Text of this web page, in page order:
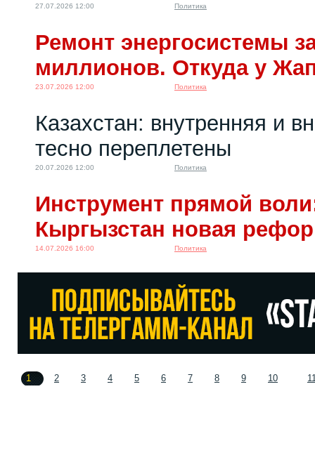
27.07.2026 12:00 Политика
Ремонт энергосистемы
миллионов. Откуда у
23.07.2026 12:00 Политика
Казахстан: внутренняя и
тесно переплетены
20.07.2026 12:00 Политика
Инструмент прямой
Кыргызстан новая
14.07.2026 16:00 Политика
1 2 3 4 5 6 7 8 9 10